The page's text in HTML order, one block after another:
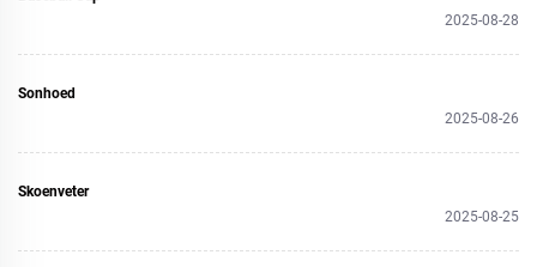
2025-08-28
Sonhoed
2025-08-26
Skoenveter
2025-08-25